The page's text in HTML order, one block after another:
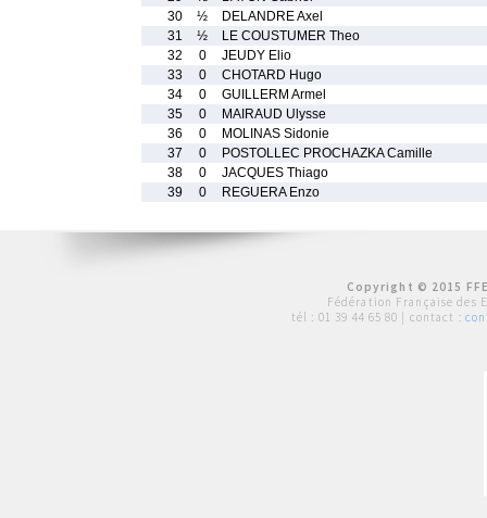
30
½
DELANDRE Axel
31
½
LE COUSTUMER Theo
32
0
JEUDY Elio
33
0
CHOTARD Hugo
34
0
GUILLERM Armel
35
0
MAIRAUD Ulysse
36
0
MOLINAS Sidonie
37
0
POSTOLLEC PROCHAZKA Camille
38
0
JACQUES Thiago
39
0 REGUERA Enzo
Copyright © 2015
Fédération Française des
tél : 01 39 44 65 80 | contact :